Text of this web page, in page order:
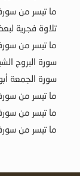
ما تيسر من
تلاوة فجرية
ما تيسر من
سورة البروج
سورة الجمعة
ما تيسر من
ما تيسر من
ما تيسر من